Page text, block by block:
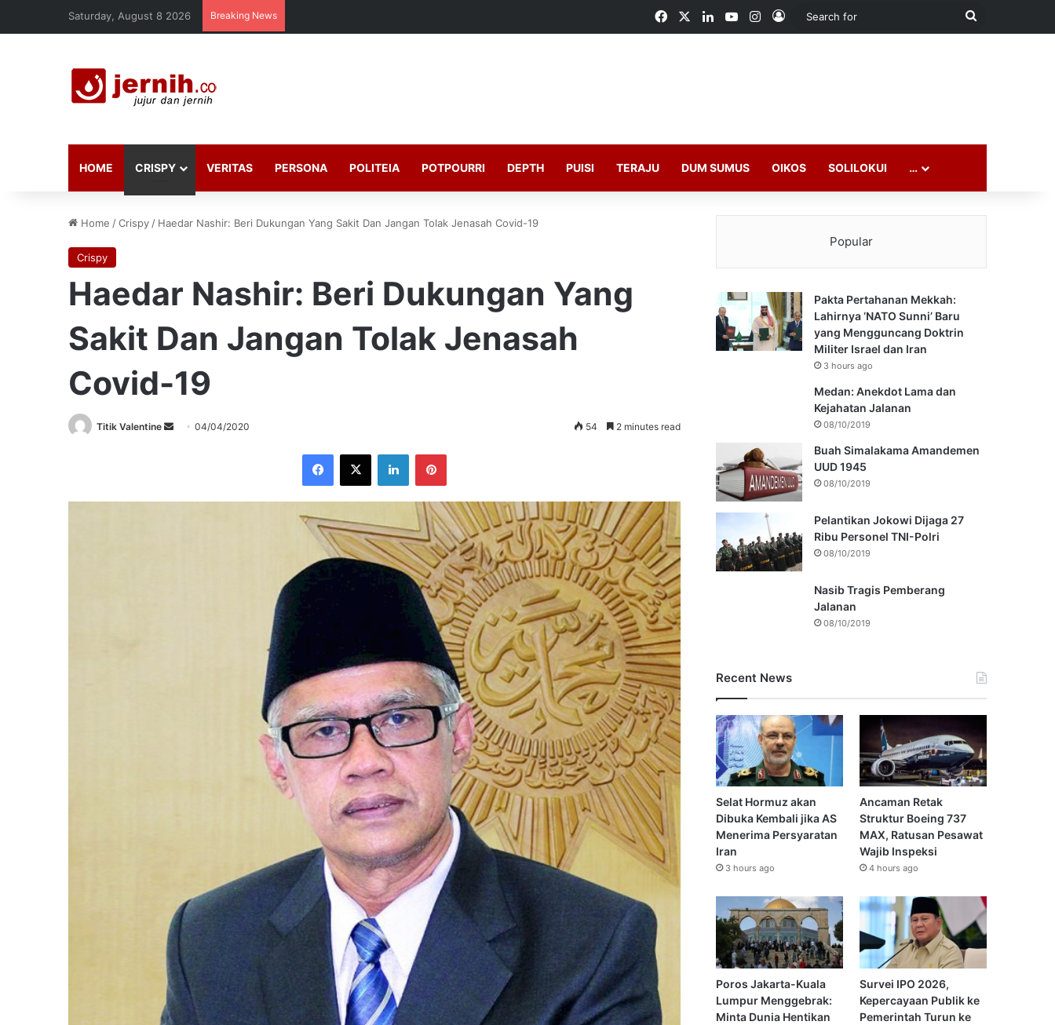
Saturday, August 8 2026 Breaking News FacebookLinkedInYouTubeInstagram
Log In
Search
HOME CRISPY VERITAS PERSONA POLITEIA POTPOURRI DEPTH PUISI TERAJU DUM SUMUS OIKOS SOLILOKUI …
Home /Crispy / Haedar Nashir: Beri Dukungan Yang Sakit Dan Jangan Tolak Jenasah Covid-19
Crispy
Haedar Nashir: Beri Dukungan Yang
Sakit Dan Jangan Tolak Jenasah
Covid-19
Titik Valentine
Send04/04/2020 54 2 minutes read
Facebook
X LinkedInPinterest
Popular
Pakta Pertahanan Mekkah:
Lahirnya ‘NATO Sunni’ Baru
yang Mengguncang Doktrin
Militer Israel dan Iran
3 hours ago
Medan: Anekdot Lama dan
Kejahatan Jalanan
08/10/2019
Buah Simalakama Amandemen
UUD 1945
08/10/2019
Pelantikan Jokowi Dijaga 27
Ribu Personel TNI-Polri
08/10/2019
Nasib Tragis Pemberang
Jalanan
08/10/2019
Recent News
Selat Hormuz akan
Dibuka Kembali jika AS
Menerima Persyaratan
Iran
3 hours ago
Ancaman Retak
Struktur Boeing 737
MAX, Ratusan Pesawat
Wajib Inspeksi
4 hours ago
Poros Jakarta-Kuala
Lumpur Menggebrak:
Minta Dunia Hentikan
Survei IPO 2026,
Kepercayaan Publik ke
Pemerintah Turun ke